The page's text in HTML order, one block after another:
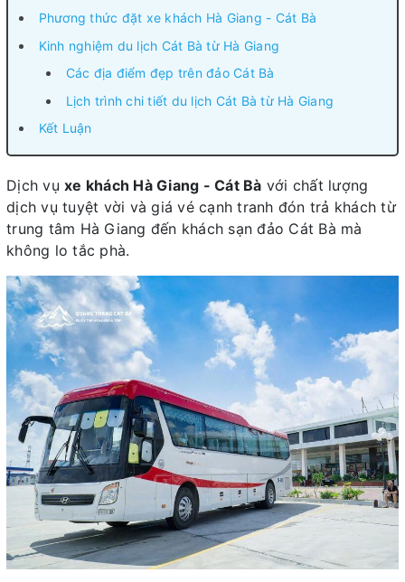
Phương thức đặt xe khách Hà Giang - Cát Bà
Kinh nghiệm du lịch Cát Bà từ Hà Giang
Các địa điểm đẹp trên đảo Cát Bà
Lịch trình chi tiết du lịch Cát Bà từ Hà Giang
Kết Luận
Dịch vụ xe khách Hà Giang - Cát Bà với chất lượng
dịch vụ tuyệt vời và giá vé cạnh tranh đón trả khách từ
trung tâm Hà Giang đến khách sạn đảo Cát Bà mà
không lo tắc phà.